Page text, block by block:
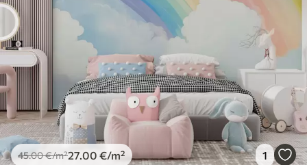
45.00€/m²27 .00 €/m² 1